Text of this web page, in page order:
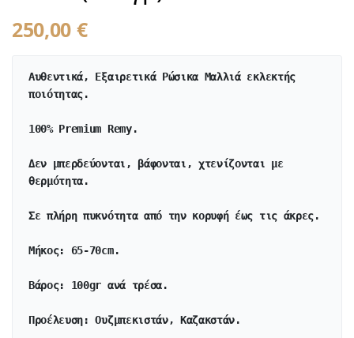
250,00 €
Αυθεντικά, Εξαιρετικά Ρώσικα Μαλλιά εκλεκτής
ποιότητας.
100% Premium Remy.
Δεν μπερδεύονται, βάφονται, χτενίζονται με
θερμότητα.
Σε πλήρη πυκνότητα από την κορυφή έως τις άκρες.
Μήκος: 65-70cm.
Προέλευση: Ουζμπεκιστάν, Καζακστάν.